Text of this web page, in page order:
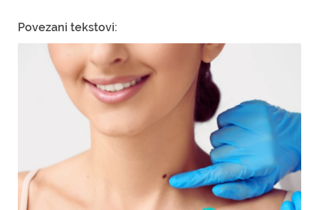
Povezani tekstovi: